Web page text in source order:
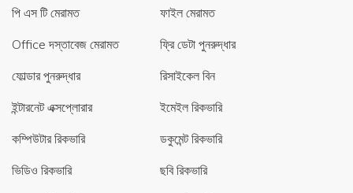
পি এস টি মেরামত
ফাইল মেরামত
Office দস্তাবেজ মেরামত
ফ্রি ডেটা পুনরুদ্ধার
ফোল্ডার পুনরুদ্ধার
রিসাইকেল বিন
ইন্টারনেট এক্সপ্লোরার
ইমেইল রিকভারি
কম্পিউটার রিকভারি
ডকুমেন্ট রিকভারি
ভিডিও রিকভারি
ছবি রিকভারি